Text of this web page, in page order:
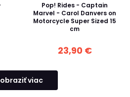
Pop! Rides - Captain
Marvel - Carol Danvers on
Motorcycle Super Sized 15
cm
23,90 €
viac